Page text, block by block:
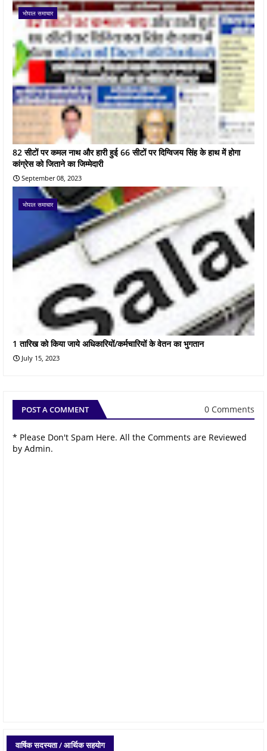
भोपाल समाचार
82 सीटों पर कमल नाथ और हारी हुई 66 सीटों पर दिग्विजय सिंह के हाथ में होगा
कांग्रेस को जिताने का जिम्मेदारी
September 08, 2023
भोपाल समाचार
1 तारिख को किया जाये अधिकारियों/कर्मचारियों के वेतन का भुगतान
July 15, 2023
POST A COMMENT 0 Comments
* Please Don't Spam Here. All the Comments are Reviewed
by Admin.
वार्षिक सदस्यता / आर्थिक सहयोग